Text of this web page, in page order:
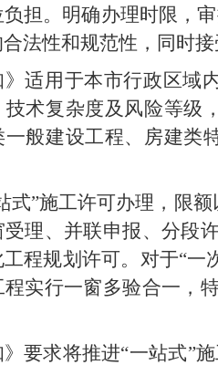
担。明确办理时限，
法性和规范性，同时
》适用于本市行政区
技术复杂度及风险等级
一般建设工程、房建类
式”施工许可办理，限
理、并联申报、分段
程规划许可。对于“一
实行一窗多验合一，
》要求将推进“一站式”